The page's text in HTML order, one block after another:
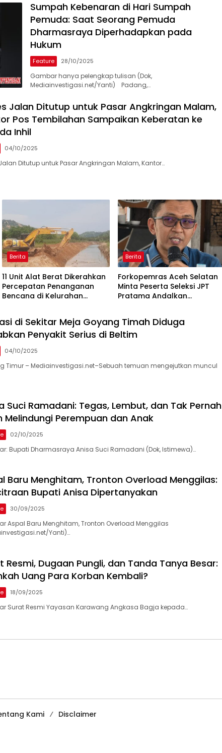
Sumpah Kebenaran di Hari Sumpah
Pemuda: Saat Seorang Pemuda
Dharmasraya Diperhadapkan pada
Hukum
Feature 28/10/2025
Gambar hanya pelengkap tulisan‎ (Dok,
Mediainvestigasi.net/Yanti) ‎Padang,…
Jalan Ditutup untuk Pasar Angkringan Malam,
Pos Tembilahan Sampaikan Keberatan ke
Inhil
04/10/2025
Ditutup untuk Pasar Angkringan Malam, Kantor…
Berita
11 Unit Alat Berat Dikerahkan
Percepatan Penanganan
Bencana di Kelurahan
Berita
Forkopemras Aceh Selatan
Minta Peserta Seleksi JPT
Pratama Andalkan
di Sekitar Meja Goyang Timah Diduga
Penyakit Serius di Beltim
04/10/2025
Timur – Mediainvestigasi.net–Sebuah temuan mengejutkan muncul
Suci Ramadani: Tegas, Lembut, dan Tak Pernah
Melindungi Perempuan dan Anak
02/10/2025
Bupati Dharmasraya Anisa Suci Ramadani (Dok, Istimewa)…
Baru Menghitam, Tronton Overload Menggilas:
Bupati Anisa Dipertanyakan
30/09/2025
Aspal Baru Menghitam, Tronton Overload Menggilas
Yanti)…
Resmi, Dugaan Pungli, dan Tanda Tanya Besar:
Uang Para Korban Kembali?
18/09/2025
Surat Resmi Yayasan Karawang Angkasa Bagja kepada…
Kami
Disclaimer